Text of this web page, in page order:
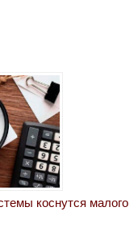
коснутся малого